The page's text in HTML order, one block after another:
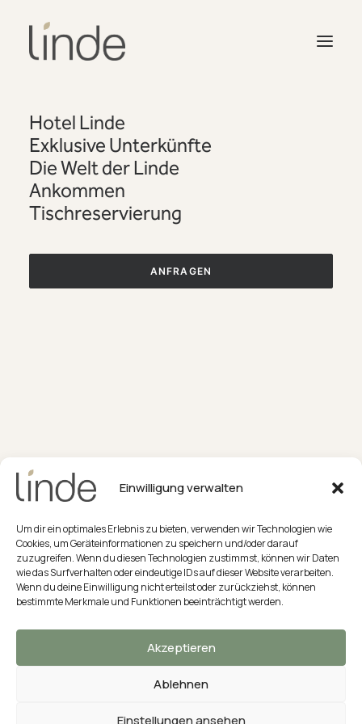
Einwilligung verwalten
Um dir ein optimales Erlebnis zu bieten, verwenden wir Technologien wie
Cookies, um Geräteinformationen zu speichern und/oder darauf
zuzugreifen. Wenn du diesen Technologien zustimmst, können wir Daten
wie das Surfverhalten oder eindeutige IDs auf dieser Website verarbeiten.
Wenn du deine Einwilligung nicht erteilst oder zurückziehst, können
bestimmte Merkmale und Funktionen beeinträchtigt werden.
Akzeptieren
Ablehnen
Einstellungen ansehen
Hotel Linde
Exklusive Unterkünfte
Die Welt der Linde
Ankommen
Tischreservierung
ANFRAGEN
Impressum
Datenschutzerklärung
Stornobedingungen
Cookie-Richtlinie (EU)
Familienzimmer
Familienzimmer mit See- oder Dorfblick